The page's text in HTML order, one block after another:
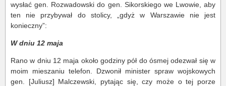
wysłać gen. Rozwadowski do gen. Sikorskiego we Lwowie, aby
ten nie przybywał do stolicy, „gdyż w Warszawie nie jest
konieczny”:
W dniu 12 maja
Rano w dniu 12 maja około godziny pół do ósmej odezwał się w
moim mieszaniu telefon. Dzwonił minister spraw wojskowych
gen. [Juliusz] Malczewski, pytając się, czy może o tej porze